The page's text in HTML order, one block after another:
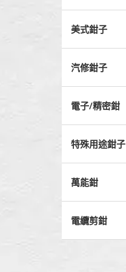
美式鉗子
汽修鉗子
電子/精密鉗
特殊用途鉗子
萬能鉗
電纜剪鉗